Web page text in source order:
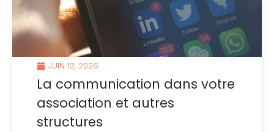
JUIN 12, 2026
La communication dans votre
association et autres
structures